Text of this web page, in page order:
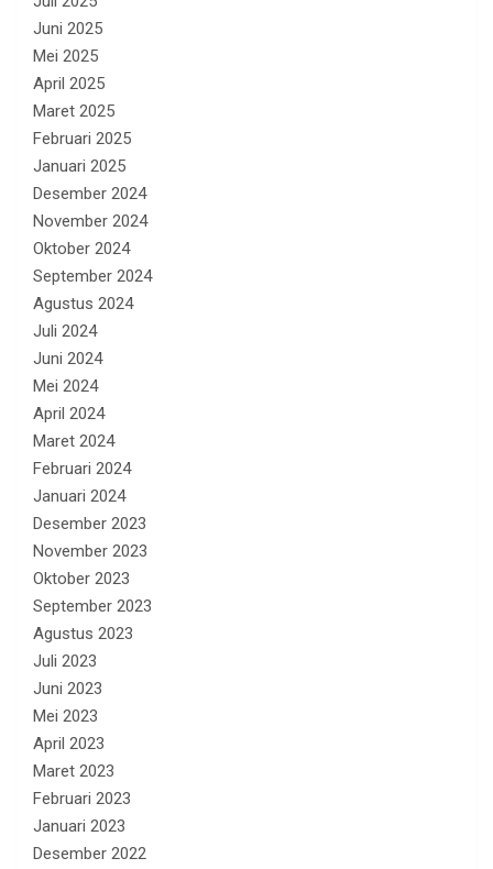
Juni 2025
Mei 2025
April 2025
Maret 2025
Februari 2025
Januari 2025
Desember 2024
November 2024
Oktober 2024
September 2024
Agustus 2024
Juli 2024
Juni 2024
Mei 2024
April 2024
Maret 2024
Februari 2024
Januari 2024
Desember 2023
November 2023
Oktober 2023
September 2023
Agustus 2023
Juli 2023
Juni 2023
Mei 2023
April 2023
Maret 2023
Februari 2023
Januari 2023
Desember 2022